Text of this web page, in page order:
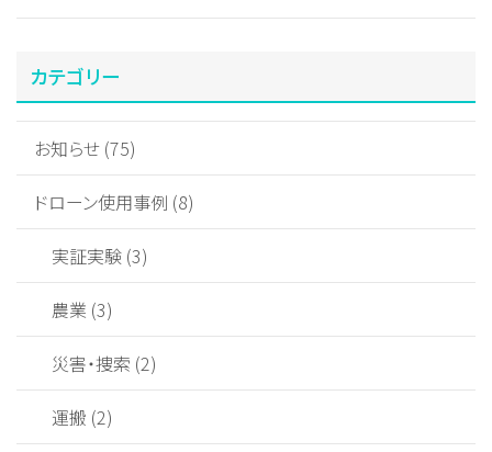
カテゴリー
お知らせ (75)
ドローン使用事例 (8)
実証実験 (3)
農業 (3)
災害・捜索 (2)
運搬 (2)